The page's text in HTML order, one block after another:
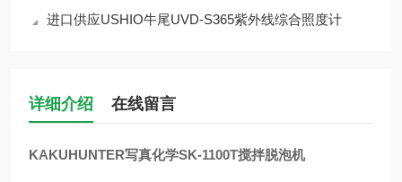
进口供应USHIO牛尾UVD-S365紫外线综合照度计
详细介绍 在线留言
KAKUHUNTER写真化学SK-1100T搅拌脱泡机